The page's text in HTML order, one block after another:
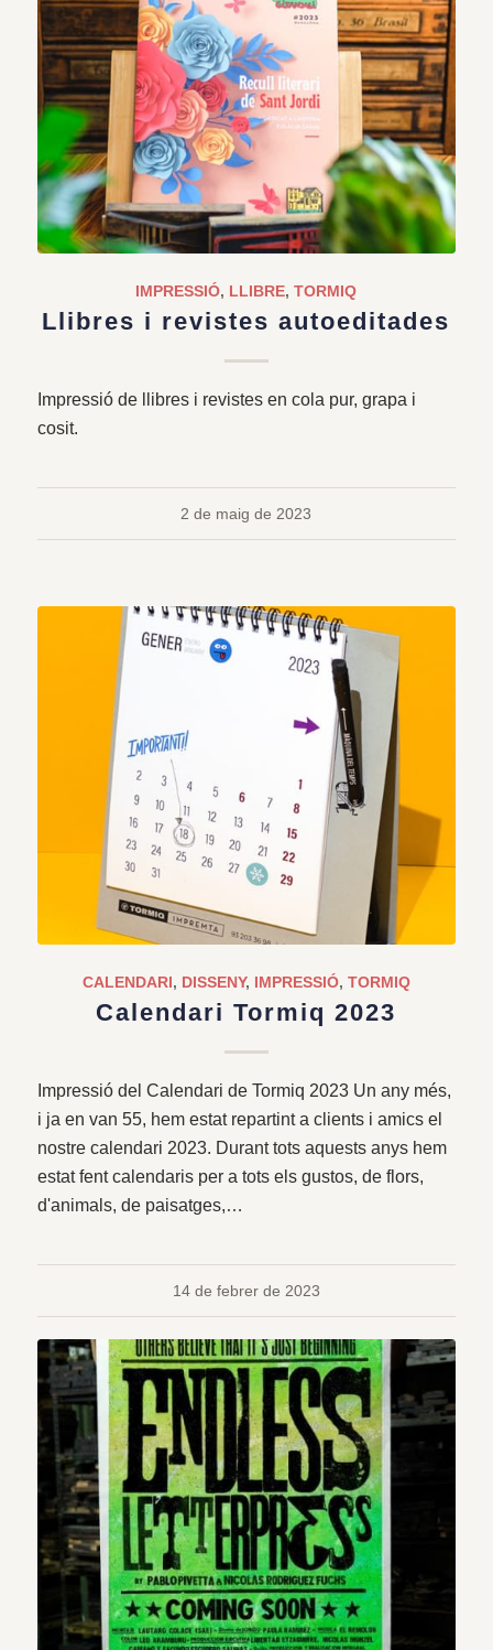
IMPRESSIÓ, LLIBRE,TORMIQ
Llibres i revistes autoeditades
Impressió de llibres i revistes en cola pur, grapa i
cosit.
2 de maig de 2023
CALENDARI, DISSENY, IMPRESSIÓ, TORMIQ
Calendari Tormiq 2023
Impressió del Calendari de Tormiq 2023 Un any més,
i ja en van 55, hem estat repartint a clients i amics el
nostre calendari 2023. Durant tots aquests anys hem
estat fent calendaris per a tots els gustos, de flors,
d'animals, de paisatges,…
14 de febrer de 2023